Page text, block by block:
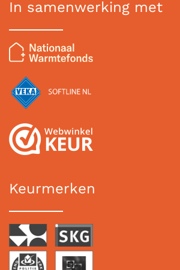
In samenwerking met
Keurmerken